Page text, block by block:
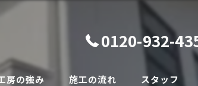
0120-932-
房の強み 施工の流れ スタッフ